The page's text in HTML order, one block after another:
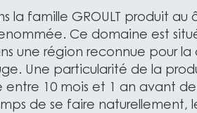
la famille GROULT produit au
Ce domaine est
une région reconnue pour la
Une particularité de la
entre 10 mois et 1 an avant
de se faire naturellement,